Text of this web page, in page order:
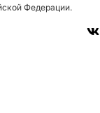
Федерации.